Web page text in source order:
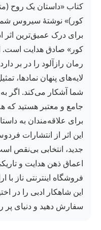
کتاب «داستان یک روح
کور)» نوشتهٔ سیروس
برای درک عمیق‌ترین اثر
کور» صادق هدایت است.
رمان رازآلود را در بر
لایه‌های پنهان نمادها،
شما آشکار می‌کند. اگر
جامع و معتبر هستید که
برای علاقه‌مندان به
این اثر از انتشارات
جدید، انتخابی بی‌نقص
اعماق ذهن هدایت و
فروشگاه اینترنتی ناز
این شاهکار ادبی را در
سفارش دهید و دنیای پر